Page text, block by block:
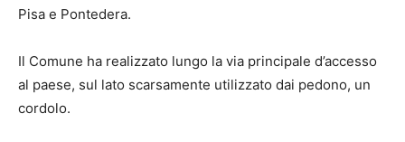
Pisa e Pontedera.
Il Comune ha realizzato lungo la via principale d’accesso
al paese, sul lato scarsamente utilizzato dai pedono, un
cordolo.